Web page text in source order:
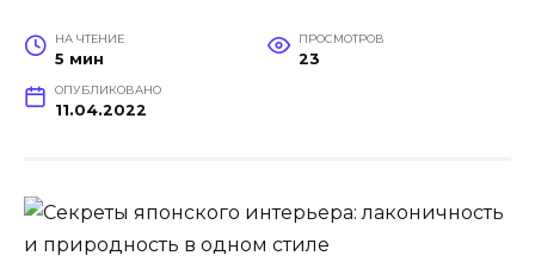
НА ЧТЕНИЕ
5 мин
ПРОСМОТРОВ
23
ОПУБЛИКОВАНО
11.04.2022